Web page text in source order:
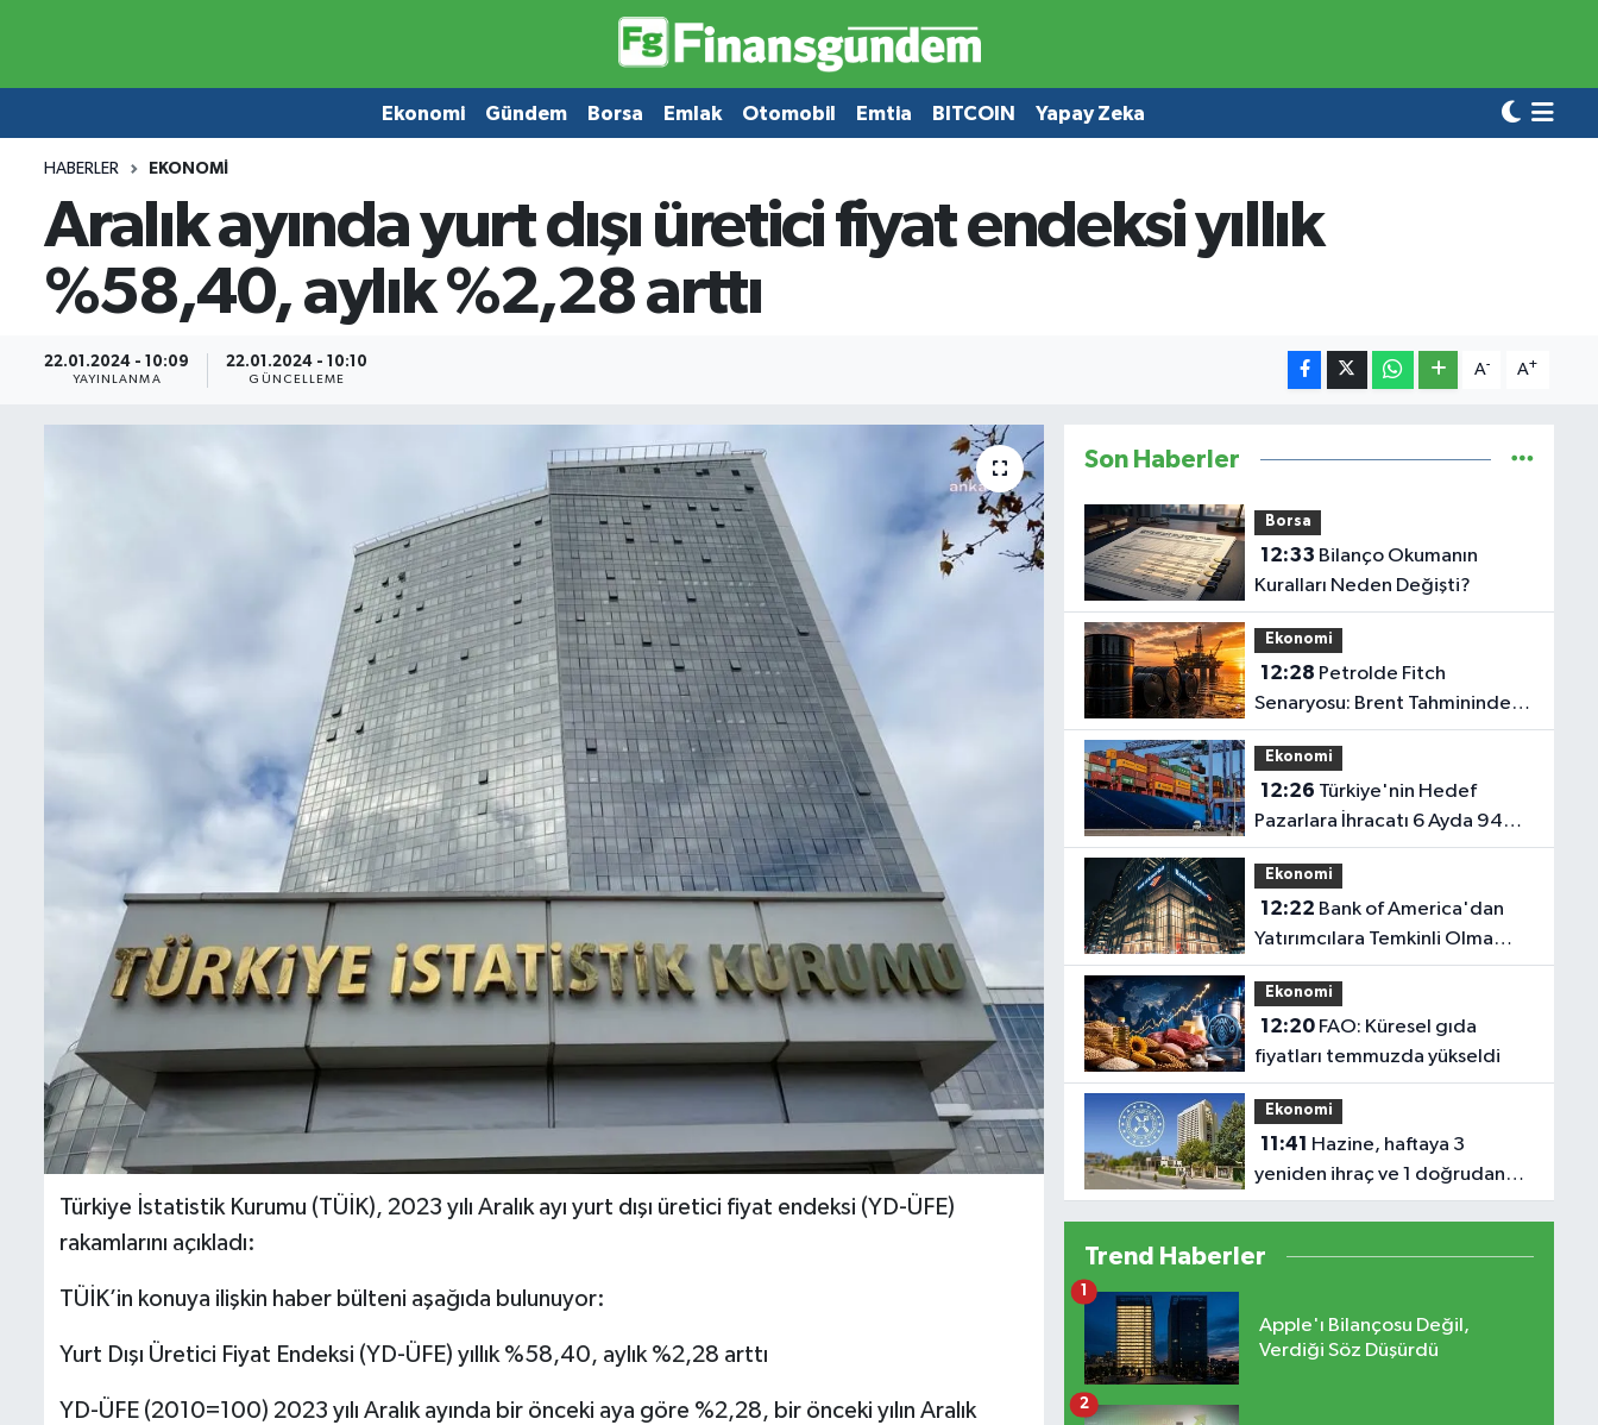
Ekonomi Gündem Borsa Emlak Otomobil Emtia BITCOIN Yapay Zeka
HABERLER EKONOMI
Aralık ayında yurt dışı üretici fiyat endeksi yıllık
%58,40, aylık %2,28 arttı
22.01.2024 - 10:09
YAYINLANMA
22.01.2024 - 10:10
GÜNCELLEME
A- A+
Türkiye İstatistik Kurumu (TÜİK), 2023 yılı Aralık ayı yurt dışı üretici fiyat endeksi (YD-ÜFE)
rakamlarını açıkladı:
TÜİK’in konuya ilişkin haber bülteni aşağıda bulunuyor:
Yurt Dışı Üretici Fiyat Endeksi (YD-ÜFE) yıllık %58,40, aylık %2,28 arttı
YD-ÜFE (2010=100) 2023 yılı Aralık ayında bir önceki aya göre %2,28, bir önceki yılın Aralık
Son Haberler
Borsa
12:33
Kuralları Neden Değişti?
Ekonomi
12:28
Senaryosu: Brent Tahmininde
Risk Primi ve Arz Dengesi
Vurgusu
Ekonomi
12:26
Pazarlara İhracatı 6 Ayda 94
Milyar Dolara Ulaştı
Ekonomi
12:22
Yatırımcılara Temkinli Olma
Çağrısı
Ekonomi
12:20FAO: Küresel gıda
fiyatları temmuzda yükseldi
Ekonomi
11:41
yeniden ihraç ve 1 doğrudan
satış ile borçlanacak
Trend Haberler
Apple'ı Bilançosu Değil,
Verdiği Söz Düşürdü
1
2
Ekonomi
Borsa
Emlak
Ekonomi
Borsa
Emlak